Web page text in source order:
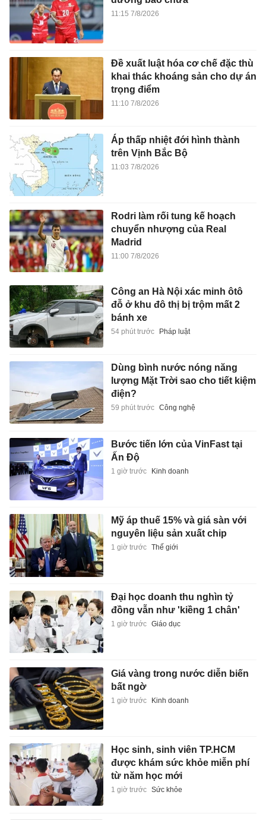
11:15 7/8/2026
Đề xuất luật hóa cơ chế đặc thù
khai thác khoáng sản cho dự án
trọng điểm
11:10 7/8/2026
Áp thấp nhiệt đới hình thành
trên Vịnh Bắc Bộ
11:03 7/8/2026
Rodri làm rối tung kế hoạch
chuyển nhượng của Real
Madrid
11:00 7/8/2026
Công an Hà Nội xác minh ôtô
đỗ ở khu đô thị bị trộm mất 2
bánh xe
54 phút trước Pháp luật
Dùng bình nước nóng năng
lượng Mặt Trời sao cho tiết kiệm
điện?
59 phút trước Công nghệ
Bước tiến lớn của VinFast tại
Ấn Độ
1 giờ trước Kinh doanh
Mỹ áp thuế 15% và giá sàn với
nguyên liệu sản xuất chip
1 giờ trước Thế giới
Đại học doanh thu nghìn tỷ
đồng vẫn như 'kiềng 1 chân'
1 giờ trước Giáo dục
Giá vàng trong nước diễn biến
bất ngờ
1 giờ trước Kinh doanh
Học sinh, sinh viên TP.HCM
được khám sức khỏe miễn phí
từ năm học mới
1 giờ trước Sức khỏe